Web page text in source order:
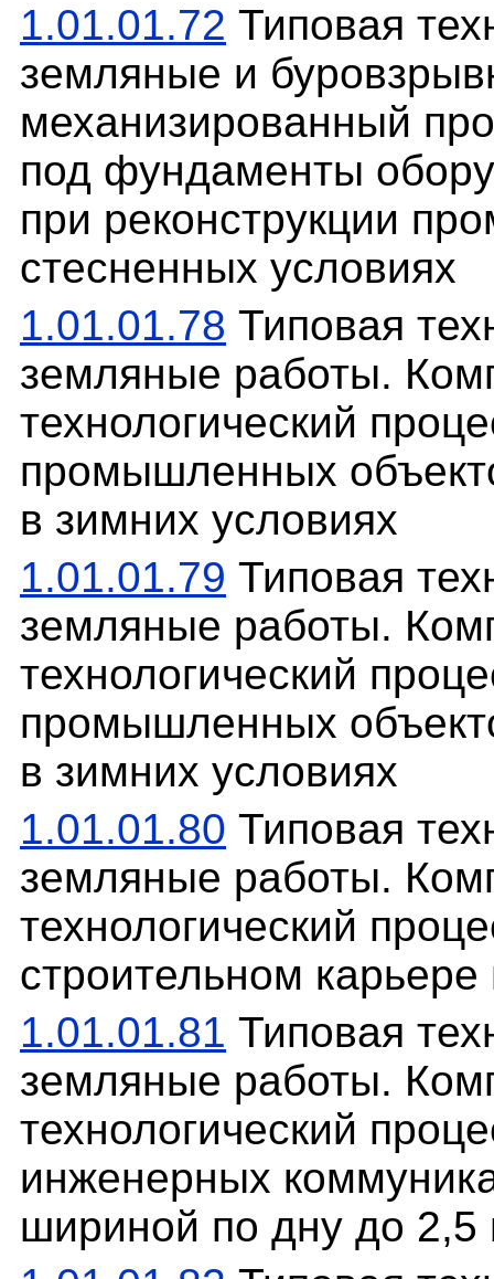
1.01.01.72 Типовая
земляные и
механизированный
под фундаменты
при реконструкции
стесненных условиях
1.01.01.78 Типовая
земляные работы.
технологический
промышленных
в зимних условиях
1.01.01.79 Типовая
земляные работы.
технологический
промышленных
в зимних условиях
1.01.01.80 Типовая
земляные работы.
технологический
строительном
1.01.01.81 Типовая
земляные работы.
технологический
инженерных
шириной по дну до 2,5